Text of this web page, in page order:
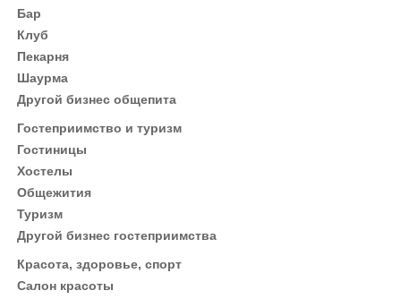
Бар
Клуб
Пекарня
Шаурма
Другой бизнес общепита
Гостеприимство и туризм
Гостиницы
Хостелы
Общежития
Туризм
Другой бизнес гостеприимства
Красота, здоровье, спорт
Салон красоты